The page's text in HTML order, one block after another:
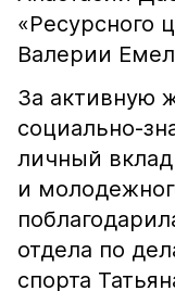
«Ресурсного
Валерии
За активную
социально-
личный вклад
и
отдела по
спорта